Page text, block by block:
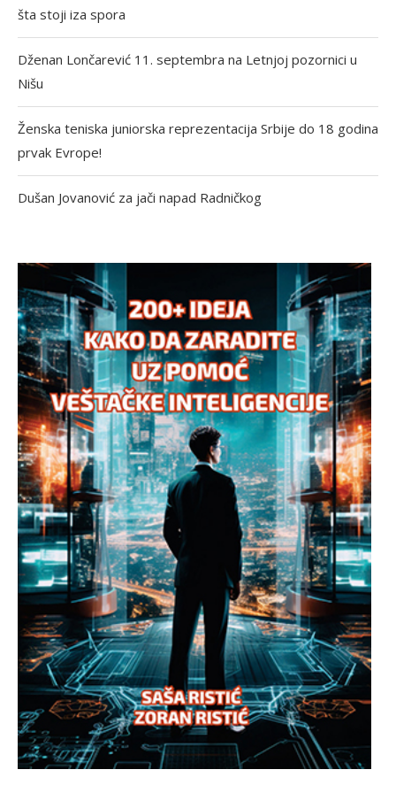
šta stoji iza spora
Dženan Lončarević 11. septembra na Letnjoj pozornici u
Nišu
Ženska teniska juniorska reprezentacija Srbije do 18 godina
prvak Evrope!
Dušan Jovanović za jači napad Radničkog